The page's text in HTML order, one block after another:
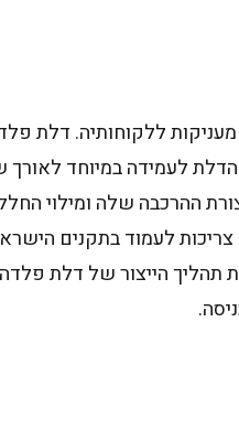
ללקוחותיה. דלת
לעמידה במיוחד
ההרכבה שלה ומילוי
לעמוד בתקנים
הייצור של דלת פלדה